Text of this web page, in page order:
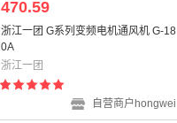
470.59
浙江一团 G系列变频电机通风机 G-18
0A
浙江一团
自营商户hongwei